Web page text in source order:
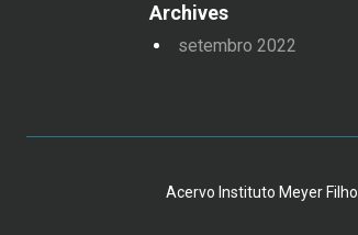
Archives
setembro 2022
Acervo Instituto Meyer Filho